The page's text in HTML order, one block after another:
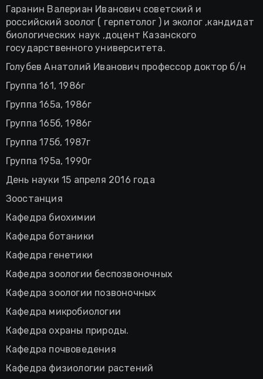
Гаранин Валериан Иванович советский и
российский зоолог ( герпетолог ) и эколог ,кандидат
биологических наук ,доцент Казанского
государственного университета.
Голубев Анатолий Иванович профессор доктор б/н
Группа 161, 1986г
Группа 165а, 1986г
Группа 165б, 1986г
Группа 175б, 1987г
Группа 195а, 1990г
День науки 15 апреля 2016 года
Зоостанция
Кафедра биохимии
Кафедра ботаники
Кафедра генетики
Кафедра зоологии беспозвоночных
Кафедра зоологии позвоночных
Кафедра микробиологии
Кафедра охраны природы.
Кафедра почвоведения
Кафедра физиологии растений